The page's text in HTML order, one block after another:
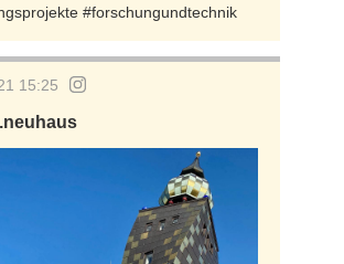
#forschungundtechnik
15:25